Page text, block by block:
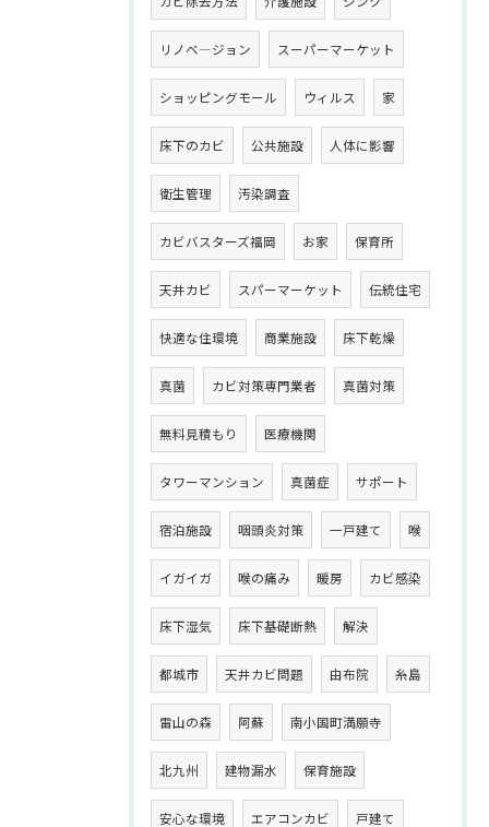
リノベ―ジョン スーパーマーケット
ショッピングモール ウィルス 家
床下のカビ 公共施設 人体に影響
衛生管理 汚染調査
カビバスターズ福岡 お家 保育所
天井カビ スパーマーケット 伝統住宅
快適な住環境 商業施設 床下乾燥
真菌 カビ対策専門業者 真菌対策
無料見積もり 医療機関
タワーマンション 真菌症 サポート
宿泊施設 咽頭炎対策 一戸建て 喉
イガイガ 喉の痛み 暖房 カビ感染
床下湿気 床下基礎断熱 解決
都城市 天井カビ問題 由布院 糸島
雷山の森 阿蘇 南小国町満願寺
北九州 建物漏水 保育施設
安心な環境 エアコンカビ 戸建て